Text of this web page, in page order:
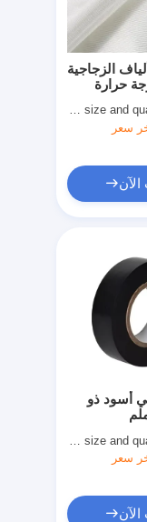
الألومنيوم
الزجاجية
حرارة
للحرارة
basing size and
سعر
أسود ذو
quoted as per size
سعر